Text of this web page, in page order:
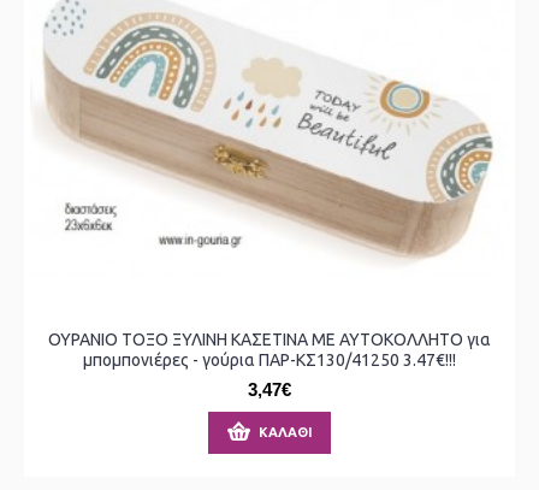
ΟΥΡΑΝΙΟ ΤΟΞΟ ΞΥΛΙΝΗ ΚΑΣΕΤΙΝΑ ΜΕ ΑΥΤΟΚΟΛΛΗΤΟ για
μπομπονιέρες - γούρια ΠΑΡ-ΚΣ130/41250 3.47€!!!
3,47€
ΚΑΛΆΘΙ